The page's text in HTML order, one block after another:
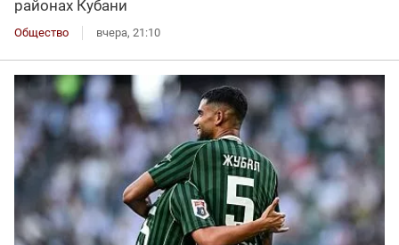
районах Кубани
Общество вчера, 21:10